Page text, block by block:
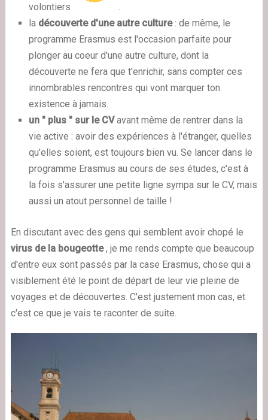
volontiers
la découverte d'une autre culture: de même, le
programme Erasmus est l'occasion parfaite pour
plonger au coeur d'une autre culture, dont la
découverte ne fera que t'enrichir, sans compter ces
innombrables rencontres qui vont marquer ton
existence à jamais.
un " plus " sur le CVavant même de rentrer dans la
vie active : avoir des expériences à l'étranger, quelles
qu'elles soient, est toujours bien vu. Se lancer dans le
programme Erasmus au cours de ses études, c'est à
la fois s'assurer une petite ligne sympa sur le CV, mais
aussi un atout personnel de taille !
En discutant avec des gens qui semblent avoir chopé le
virus de la bougeotte, je me rends compte que beaucoup
d'entre eux sont passés par la case Erasmus, chose qui a
visiblement été le point de départ de leur vie pleine de
voyages et de découvertes. C'est justement mon cas, et
c'est ce que je vais te raconter de suite.